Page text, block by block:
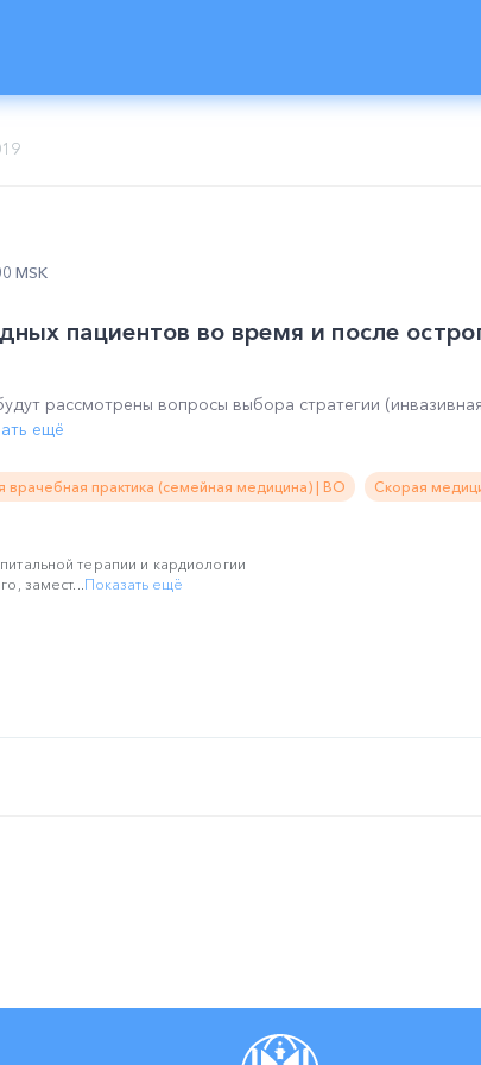
MSK
пациентов во время и после
рассмотрены вопросы выбора стратегии
ещё
врачебная практика (семейная медицина) | ВО Скорая
терапии и кардиологии
замест...Показать ещё